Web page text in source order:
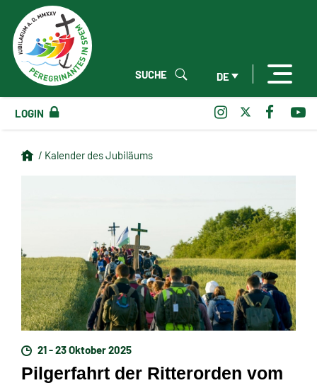
DE
SUCHE
LOGIN
/ Kalender des Jubiläums
21 - 23 Oktober 2025
Pilgerfahrt der Ritterorden vom